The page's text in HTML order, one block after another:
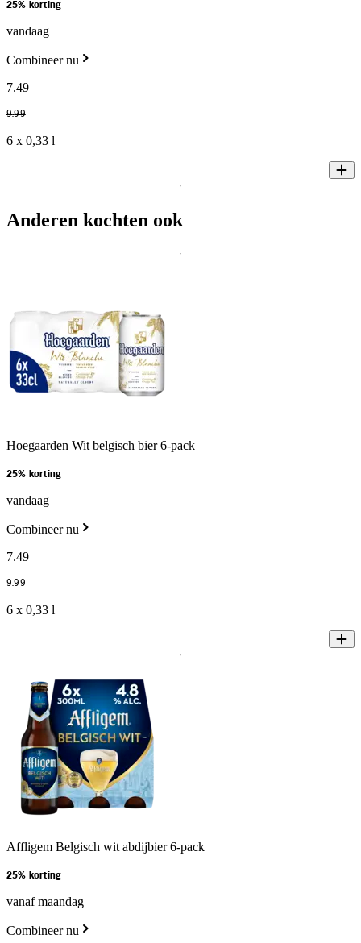
25% korting
vandaag
Combineer nu
7.49
9.99
6 x 0,33 l
Anderen kochten ook
Hoegaarden Wit belgisch bier 6-pack
25% korting
vandaag
Combineer nu
7.49
9.99
6 x 0,33 l
Affligem Belgisch wit abdijbier 6-pack
25% korting
vanaf maandag
Combineer nu